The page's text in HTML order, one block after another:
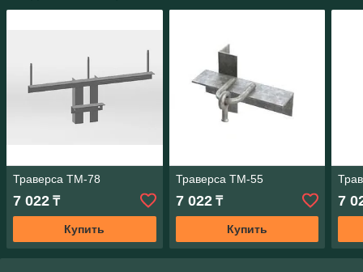
Траверса ТМ-78
7 022 ₸
Купить
Траверса ТМ-55
7 022₸
Купить
7